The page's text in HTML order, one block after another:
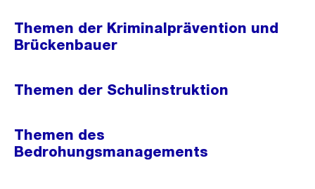
Themen der Kriminalprävention und
Brückenbauer
Themen der Schulinstruktion
Themen des
Bedrohungsmanagements